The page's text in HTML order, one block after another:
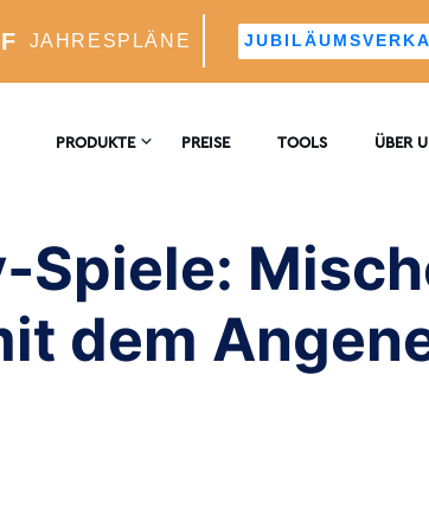
JAHRESPLÄNE
PRODUKTE
KI-Gesteuerter Wachstumsmotor
Und -Analyse
PREISE TOOLS ÜBER
Spiele:
dem